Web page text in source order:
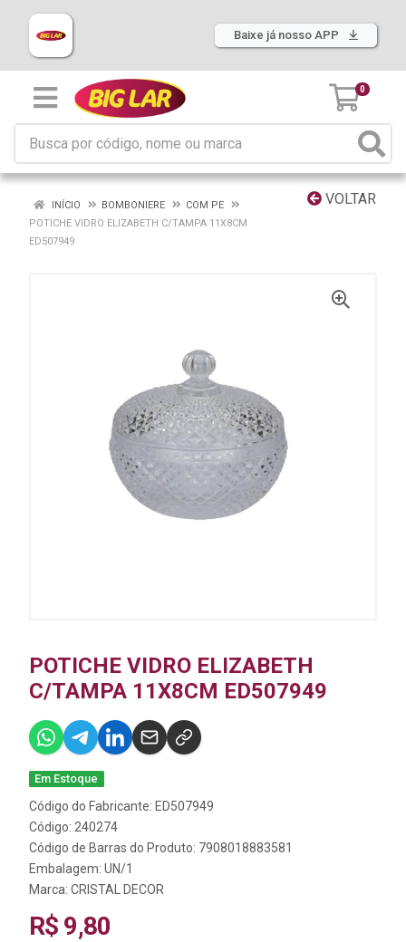
Baixe já nosso APP
0
VOLTAR
INÍCIO BOMBONIERE
COM PE
POTICHE VIDRO ELIZABETH C/TAMPA 11X8CM
ED507949
POTICHE VIDRO ELIZABETH
C/TAMPA 11X8CM ED507949
Em Estoque
Código do Fabricante: ED507949
Código: 240274
Código de Barras do Produto: 7908018883581
Embalagem: UN/1
Marca: CRISTAL DECOR
R$ 9,80